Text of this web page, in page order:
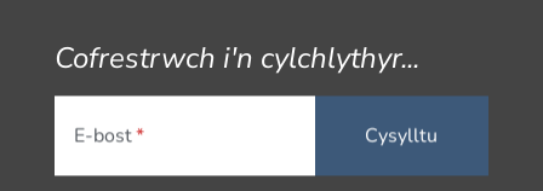
Cofrestrwch i'n cylchlythyr...
E-bost